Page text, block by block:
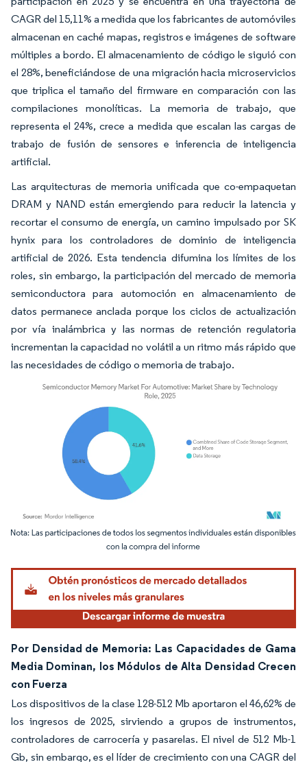
CAGR del 15,11% a medida que los fabricantes de automóviles
almacenan en caché mapas, registros e imágenes de software
múltiples a bordo. El almacenamiento de código le siguió con
el 28%, beneficiándose de una migración hacia microservicios
que triplica el tamaño del firmware en comparación con las
compilaciones monolíticas. La memoria de trabajo, que
representa el 24%, crece a medida que escalan las cargas de
trabajo de fusión de sensores e inferencia de inteligencia
artificial.
Las arquitecturas de memoria unificada que co-empaquetan
DRAM y NAND están emergiendo para reducir la latencia y
recortar el consumo de energía, un camino impulsado por SK
hynix para los controladores de dominio de inteligencia
artificial de 2026. Esta tendencia difumina los límites de los
roles, sin embargo, la participación del mercado de memoria
semiconductora para automoción en almacenamiento de
datos permanece anclada porque los ciclos de actualización
por vía inalámbrica y las normas de retención regulatoria
incrementan la capacidad no volátil a un ritmo más rápido que
las necesidades de código o memoria de trabajo.
Imagen © Mordor Intelligence. El uso requiere atribución según CC BY 4.0.
Por Densidad de Memoria: Las Capacidades de Gama
Media Dominan, los Módulos de Alta Densidad Crecen
con Fuerza
Los dispositivos de la clase 128-512 Mb aportaron el 46,62% de
los ingresos de 2025, sirviendo a grupos de instrumentos,
controladores de carrocería y pasarelas. El nivel de 512 Mb-1
Gb, sin embargo, es el líder de crecimiento con una CAGR del